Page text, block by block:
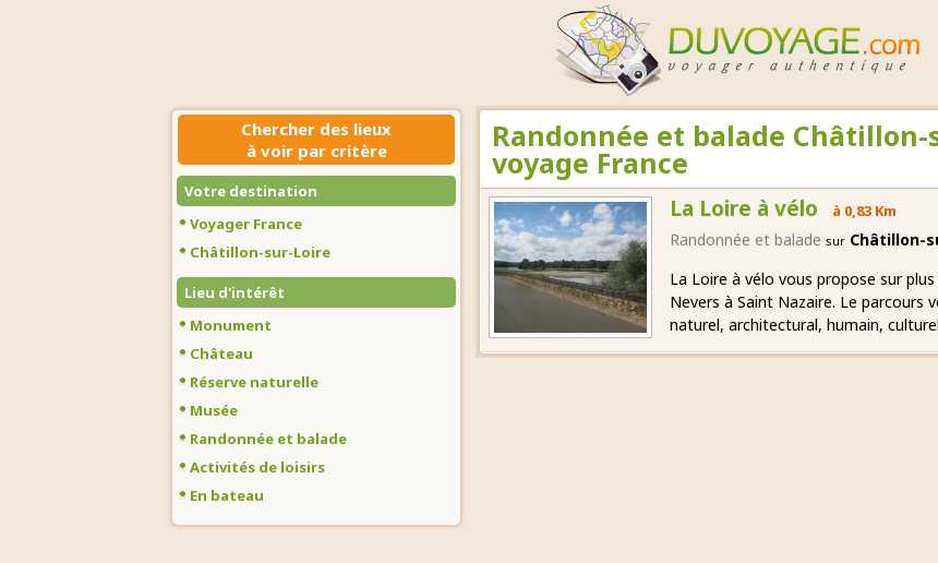
Chercher des lieux
à voir par critère
Votre destination
Voyager France
Châtillon-sur-Loire
Lieu d'intérêt
Monument
Château
Réserve naturelle
Musée
Randonnée et balade
Activités de loisirs
En bateau
Randonnée et balade Châtillon-
voyage France
La Loire à vélo à 0,83 Km
Randonnée et balade sur Châtillon-
La Loire à vélo vous propose sur
Nevers à Saint Nazaire. Le parcours
naturel, architectural, humain,